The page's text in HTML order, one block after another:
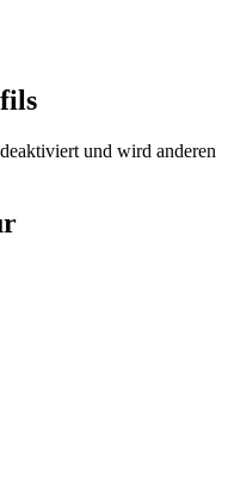
und wird anderen